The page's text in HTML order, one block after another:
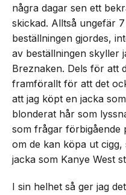
några dagar sen ett
skickad. Alltså ungefär
beställningen gjordes,
av beställningen skyller
Breznaken. Dels för att
framförallt för att det
att jag köpt en jacka
blonderat hår som
som frågar förbigående
om de kan köpa ut
jacka som Kanye West
I sin helhet så ger jag